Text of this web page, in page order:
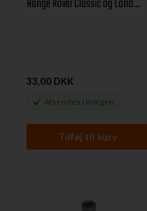
33,00 DKK
Afsendes i morgen